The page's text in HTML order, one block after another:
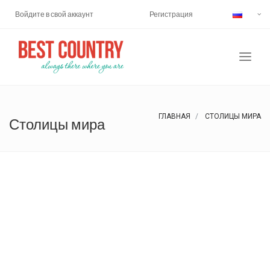
Войдите в свой аккаунт Регистрация
Столицы мира ГЛАВНАЯ СТОЛИЦЫ МИРА